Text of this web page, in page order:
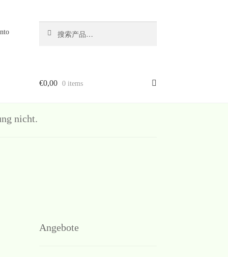
索：
€0,00 0 items
nicht.
Angebote